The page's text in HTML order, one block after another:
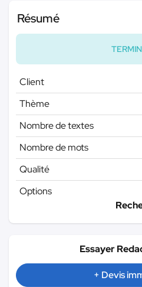
Résumé
Client
Thème
Nombre de textes
Nombre de mots
Qualité
Options
Essayer
+ Devis